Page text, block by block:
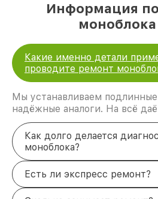
Информация
Какие именно детали
проводите ремонт
Мы устанавливаем
надёжные аналоги. На всё
Как долго делается
моноблока?
Есть ли экспресс ремонт?